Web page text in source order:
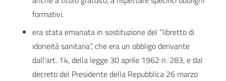
formativi.
era stata emanata in sostituzione del “libretto di
idoneità sanitaria”, che era un obbligo derivante
dall’art. 14, della legge 30 aprile 1962 n. 283, e dal
decreto del Presidente della Repubblica 26 marzo